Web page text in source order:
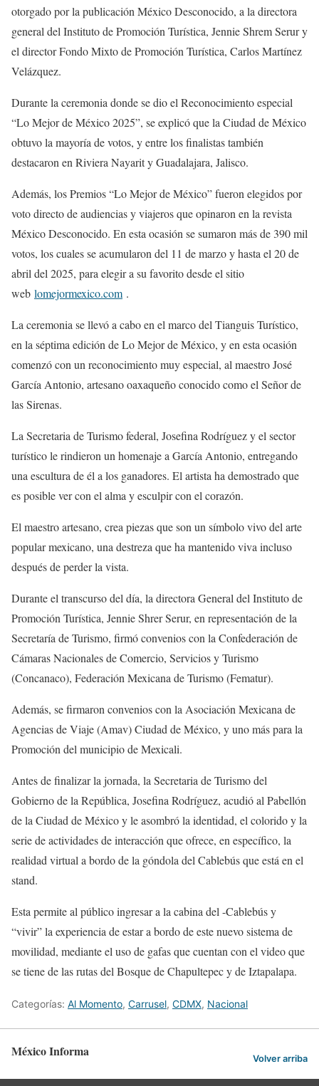
otorgado por la publicación México Desconocido, a la directora
general del Instituto de Promoción Turística, Jennie Shrem Serur y
el director Fondo Mixto de Promoción Turística, Carlos Martínez
Velázquez.
Durante la ceremonia donde se dio el Reconocimiento especial
“Lo Mejor de México 2025”, se explicó que la Ciudad de México
obtuvo la mayoría de votos, y entre los finalistas también
destacaron en Riviera Nayarit y Guadalajara, Jalisco.
Además, los Premios “Lo Mejor de México” fueron elegidos por
voto directo de audiencias y viajeros que opinaron en la revista
México Desconocido. En esta ocasión se sumaron más de 390 mil
votos, los cuales se acumularon del 11 de marzo y hasta el 20 de
abril del 2025, para elegir a su favorito desde el sitio
web lomejormexico.com.
La ceremonia se llevó a cabo en el marco del Tianguis Turístico,
en la séptima edición de Lo Mejor de México, y en esta ocasión
comenzó con un reconocimiento muy especial, al maestro José
García Antonio, artesano oaxaqueño conocido como el Señor de
las Sirenas.
La Secretaria de Turismo federal, Josefina Rodríguez y el sector
turístico le rindieron un homenaje a García Antonio, entregando
una escultura de él a los ganadores. El artista ha demostrado que
es posible ver con el alma y esculpir con el corazón.
El maestro artesano, crea piezas que son un símbolo vivo del arte
popular mexicano, una destreza que ha mantenido viva incluso
después de perder la vista.
Durante el transcurso del día, la directora General del Instituto de
Promoción Turística, Jennie Shrer Serur, en representación de la
Secretaría de Turismo, firmó convenios con la Confederación de
Cámaras Nacionales de Comercio, Servicios y Turismo
(Concanaco), Federación Mexicana de Turismo (Fematur).
Además, se firmaron convenios con la Asociación Mexicana de
Agencias de Viaje (Amav) Ciudad de México, y uno más para la
Promoción del municipio de Mexicali.
Antes de finalizar la jornada, la Secretaria de Turismo del
Gobierno de la República, Josefina Rodríguez, acudió al Pabellón
de la Ciudad de México y le asombró la identidad, el colorido y la
serie de actividades de interacción que ofrece, en específico, la
realidad virtual a bordo de la góndola del Cablebús que está en el
stand.
Esta permite al público ingresar a la cabina del -Cablebús y
“vivir” la experiencia de estar a bordo de este nuevo sistema de
movilidad, mediante el uso de gafas que cuentan con el video que
se tiene de las rutas del Bosque de Chapultepec y de Iztapalapa.
Categorías: Al Momento, Carrusel, CDMX, Nacional
México Informa Volver arriba